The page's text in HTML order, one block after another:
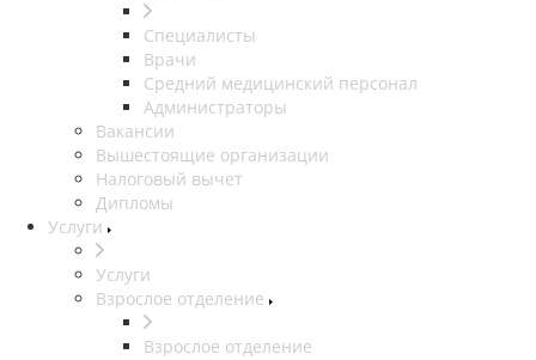
Специалисты
Врачи
Средний медицинский персонал
Администраторы
Вакансии
Вышестоящие организации
Налоговый вычет
Дипломы
Услуги
Услуги
Взрослое отделение
Взрослое отделение